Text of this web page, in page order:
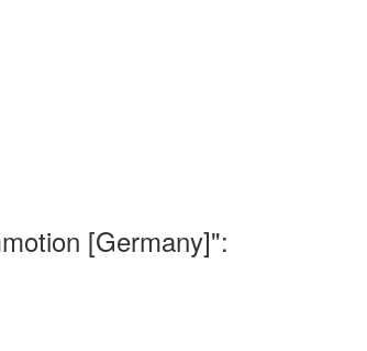
[Germany]":